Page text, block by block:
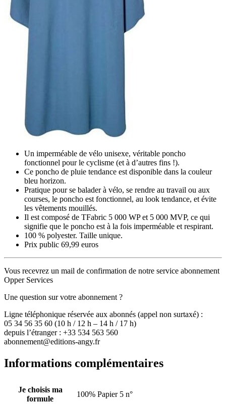
Un imperméable de vélo unisexe, véritable poncho
fonctionnel pour le cyclisme (et à d’autres fins !).
Ce poncho de pluie tendance est disponible dans la couleur
bleu horizon.
Pratique pour se balader à vélo, se rendre au travail ou aux
courses, le poncho est fonctionnel, au look tendance, et évite
les vêtements mouillés.
Il est composé de TFabric 5 000 WP et 5 000 MVP, ce qui
signifie que le poncho est à la fois imperméable et respirant.
100 % polyester. Taille unique.
Prix public 69,99 euros
Vous recevrez un mail de confirmation de notre service abonnement
Opper Services
Une question sur votre abonnement ?
Ligne téléphonique réservée aux abonnés (appel non surtaxé) :
05 34 56 35 60 (10 h / 12 h – 14 h / 17 h)
depuis l’étranger : +33 534 563 560
abonnement@editions-angy.fr
Informations complémentaires
Je choisis ma
formule
100% Papier 5 n°